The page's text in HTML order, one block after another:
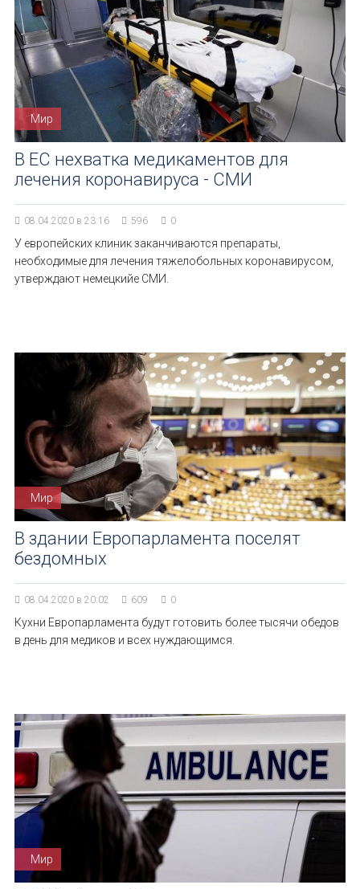
Мир
В ЕС нехватка медикаментов для
лечения коронавируса - СМИ
08.04.2020 в 23:16 596 0
У европейских клиник заканчиваются препараты,
необходимые для лечения тяжелобольных коронавирусом,
утверждают немецкийе СМИ.
Мир
В здании Европарламента поселят
бездомных
08.04.2020 в 20:02 609 0
Кухни Европарламента будут готовить более тысячи обедов
в день для медиков и всех нуждающимся.
Мир